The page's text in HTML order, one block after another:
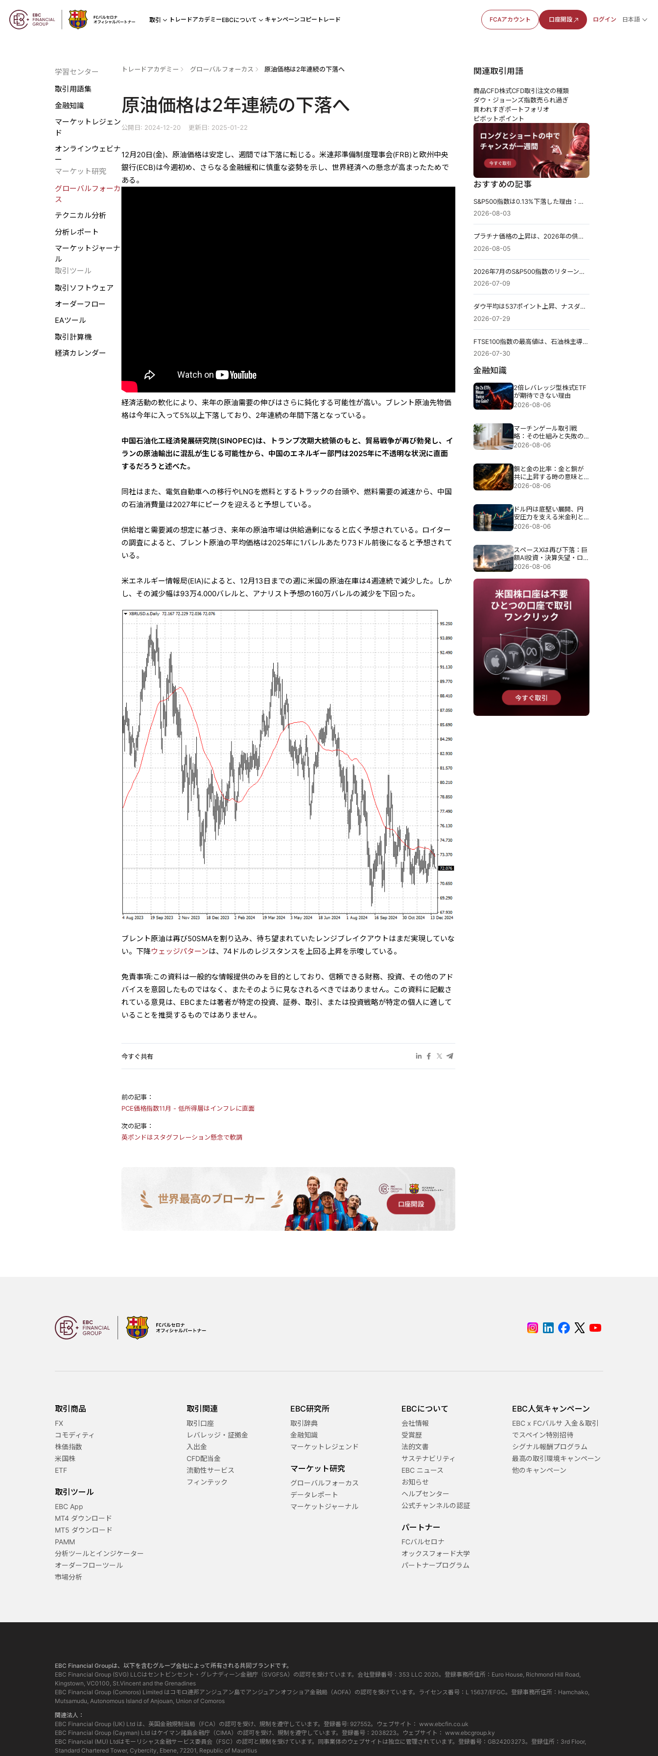
取引 トレードアカデミーEBCについて キャンペーンコピートレード FCAアカウント 口座開設 ログイン 日本語
学習センター
取引用語集
金融知識
マーケットレジェン
ド
オンラインウェビナ
ー
マーケット研究
グローバルフォーカ
ス
テクニカル分析
分析レポート
マーケットジャーナ
ル
取引ツール
取引ソフトウェア
オーダーフロー
EAツール
取引計算機
経済カレンダー
トレードアカデミー グローバルフォーカス 原油価格は2年連続の下落へ
原油価格は2年連続の下落へ
公開日: 2024-12-20 更新日: 2025-01-22
12月20日(金)、原油価格は安定し、週間では下落に転じる。米連邦準備制度理事会(FRB)と欧州中央
銀行(ECB)は今週初め、さらなる金融緩和に慎重な姿勢を示し、世界経済への懸念が高まったためで
ある。
経済活動の軟化により、来年の原油需要の伸びはさらに鈍化する可能性が高い。ブレント原油先物価
格は今年に入って5%以上下落しており、2年連続の年間下落となっている。
中国石油化工経済発展研究院(SINOPEC)は、トランプ次期大統領のもと、貿易戦争が再び勃発し、イ
ランの原油輸出に混乱が生じる可能性から、中国のエネルギー部門は2025年に不透明な状況に直面
するだろうと述べた。
同社はまた、電気自動車への移行やLNGを燃料とするトラックの台頭や、燃料需要の減速から、中国
の石油消費量は2027年にピークを迎えると予想している。
供給増と需要減の想定に基づき、来年の原油市場は供給過剰になると広く予想されている。ロイター
の調査によると、ブレント原油の平均価格は2025年に1バレルあたり73ドル前後になると予想されて
いる。
米エネルギー情報局(EIA)によると、12月13日までの週に米国の原油在庫は4週連続で減少した。しか
し、その減少幅は93万4.000バレルと、アナリスト予想の160万バレルの減少を下回った。
ブレント原油は再び50SMAを割り込み、待ち望まれていたレンジブレイクアウトはまだ実現していな
い。下降ウェッジパターンは、74ドルのレジスタンスを上回る上昇を示唆している。
免責事項:この資料は一般的な情報提供のみを目的としており、信頼できる財務、投資、その他のアド
バイスを意図したものではなく、またそのように見なされるべきではありません。この資料に記載さ
れている意見は、EBCまたは著者が特定の投資、証券、取引、または投資戦略が特定の個人に適して
いることを推奨するものではありません。
今すぐ共有
前の記事：
PCE価格指数11月 - 低所得層はインフレに直面
次の記事：
英ポンドはスタグフレーション懸念で軟調
世界最高のブローカー 口座開設
関連取引用語
商品CFD株式CFD取引注文の種類
ダウ・ジョーンズ指数売られ過ぎ
買われすぎポートフォリオ
ピボットポイント
おすすめの記事
S&P500指数は0.13%下落した理由：構成銘柄の59%が上昇したにもかかわらず、なぜ7月に下落したのか？
2026-08-03
プラチナ価格の上昇は、2026年の供給不足が再び注目を集める中、8％急騰した。
2026-08-05
2026年7月のS&P500指数のリターン：11年連続の上昇は維持できるのか？
2026-07-09
ダウ平均は537ポイント上昇、ナスダックは下落：6銘柄がその乖離を説明する
2026-07-29
FTSE100指数の最高値は、石油株主導で日中10,951ポイントを記録した。
2026-07-30
金融知識
2倍レバレッジ型株式ETF
が期待できない理由
2026-08-06
マーチンゲール取引戦
略：その仕組みと失敗の
理由
2026-08-06
銅と金の比率：金と銅が
共に上昇する時の意味と
は
2026-08-06
ドル円は底堅い展開、円
安圧力を支える米金利と
今後の為替シナリオを分
2026-08-06
スペースXは再び下落：巨
額AI投資・決算失望・ロ
ックアップ解除が圧力に
2026-08-06
取引商品
FX
コモディティ
株価指数
米国株
ETF
取引ツール
EBC App
MT4 ダウンロード
MT5 ダウンロード
PAMM
分析ツールとインジケーター
オーダーフローツール
市場分析
取引関連
取引口座
レバレッジ・証拠金
入出金
CFD配当金
流動性サービス
フィンテック
EBC研究所
取引辞典
金融知識
マーケットレジェンド
マーケット研究
グローバルフォーカス
データレポート
マーケットジャーナル
EBCについて
会社情報
受賞歴
法的文書
サステナビリティ
EBC ニュース
お知らせ
ヘルプセンター
公式チャンネルの認証
パートナー
FCバルセロナ
オックスフォード大学
パートナープログラム
EBC人気キャンペーン
EBC x FCバルサ 入金＆取引
でスペイン特別招待
シグナル報酬プログラム
最高の取引環境キャンペーン
他のキャンペーン
EBC Financial Groupは、以下を含むグループ会社によって所有される共同ブランドです。
EBC Financial Group (SVG) LLCはセントビンセント・グレナディーン金融庁（SVGFSA）の認可を受けています。会社登録番号：353 LLC 2020。登録事務所住所：Euro House, Richmond Hill Road,
Kingstown, VC0100, St.Vincent and the Grenadines
EBC Financial Group (Comoros) Limited はコモロ連邦アンジュアン島でアンジュアンオフショア金融局（AOFA）の認可を受けています。ライセンス番号：L 15637/EFGC。登録事務所住所：Hamchako,
Mutsamudu, Autonomous Island of Anjouan, Union of Comoros
関連法人：
EBC Financial Group (UK) Ltd は、英国金融規制当局（FCA）の認可を受け、規制を遵守しています。登録番号: 927552。ウェブサイト： www.ebcfin.co.uk
EBC Financial Group (Cayman) Ltd はケイマン諸島金融庁（CIMA）の認可を受け、規制を遵守しています。登録番号：2038223。ウェブサイト： www.ebcgroup.ky
EBC Financial (MU) Ltdはモーリシャス金融サービス委員会（FSC）の認可と規制を受けています。同事業体のウェブサイトは独立に管理されています。登録番号：GB24203273。登録住所：3rd Floor,
Standard Chartered Tower, Cybercity, Ebene, 72201, Republic of Mauritius